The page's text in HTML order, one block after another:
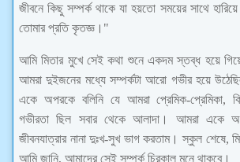
জীবনে কিছু সম্পর্ক থাকে যা হয়তো সময়ের সাথে
তোমার প্রতি কৃতজ্ঞ।"
আমি মিতার মুখে সেই কথা শুনে একদম স্তব্ধ হয়ে
আমরা দুইজনের মধ্যে সম্পর্কটা আরো গভীর হয়ে
একে অপরকে বলিনি যে আমরা প্রেমিক-প্রেমিকা,
গভীরতা ছিল সবার থেকে আলাদা। আমরা একে
জীবনযাত্রার নানা দুঃখ-সুখ ভাগ করতাম। স্কুল শেষে,
আমি জানি, আমাদের সেই সম্পর্ক চিরকাল মনে থাকবে।